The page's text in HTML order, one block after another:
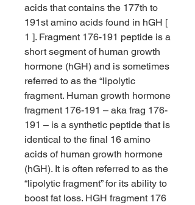
acids that contains the 177th to
191st amino acids found in hGH [
1 ]. Fragment 176-191 peptide is a
short segment of human growth
hormone (hGH) and is sometimes
referred to as the “lipolytic
fragment. Human growth hormone
fragment 176-191 – aka frag 176-
191 – is a synthetic peptide that is
identical to the final 16 amino
acids of human growth hormone
(hGH). It is often referred to as the
“lipolytic fragment” for its ability to
boost fat loss. HGH fragment 176